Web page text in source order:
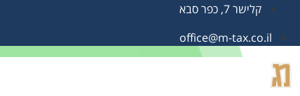
קלישר 7, כפר סבא
office@m-tax.co.il
עמוד הבית